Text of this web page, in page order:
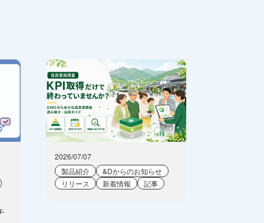
2026/07/07
製品紹介
&Dからのお知らせ
リリース
新着情報 記事